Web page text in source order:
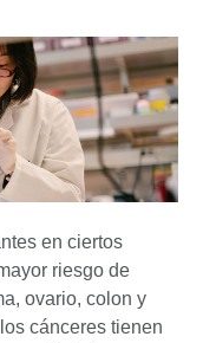
en ciertos
riesgo de
ovario, colon y
cánceres tienen